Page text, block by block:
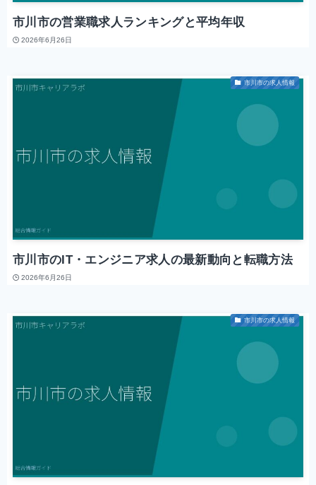
市川市の営業職求人ランキングと平均年収
2026年6月26日
市川市の求人情報
市川市のIT・エンジニア求人の最新動向と転職方法
2026年6月26日
市川市の求人情報